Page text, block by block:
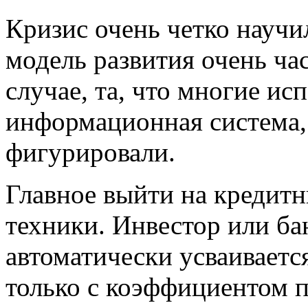
Кризис очень четко
модель развития очень
случае, та, что многие
информационная
фигурировали.
Главное выйти на
техники. Инвестор или
автоматически
только с коэффициентом